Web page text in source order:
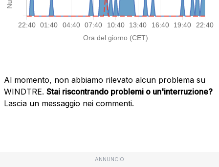
Al momento, non abbiamo rilevato alcun problema su
WINDTRE. Stai riscontrando problemi o un'interruzione?
Lascia un messaggio nei commenti.
ANNUNCIO